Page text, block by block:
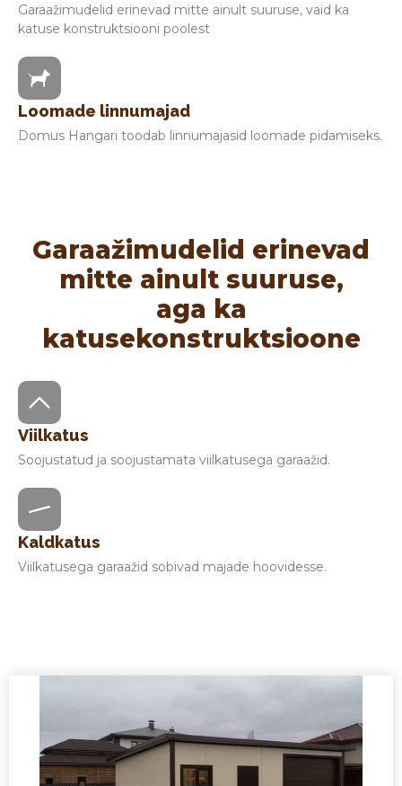
Garaažimudelid erinevad mitte ainult suuruse, vaid ka
katuse konstruktsiooni poolest
Loomade linnumajad
Domus Hangari toodab linnumajasid loomade pidamiseks.
Garaažimudelid erinevad
mitte ainult suuruse,
aga ka
katusekonstruktsioone
Viilkatus
Soojustatud ja soojustamata viilkatusega garaažid.
Kaldkatus
Viilkatusega garaažid sobivad majade hoovidesse.